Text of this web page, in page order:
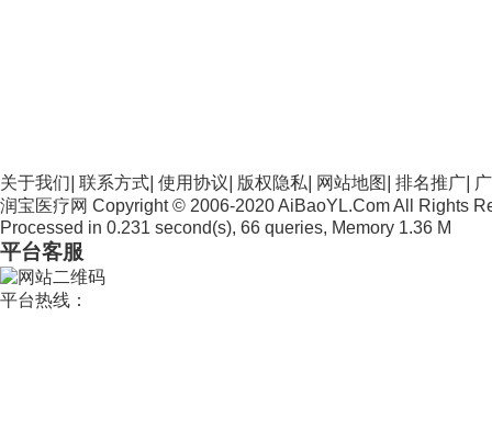
关于我们 联系方式 使用协议 版权隐私 网站地图 排名推广
润宝医疗网 Copyright © 2006-2020 AiBaoYL.Com All Rights
Processed in 0.231 second(s), 66 queries, Memory 1.36 M
平台客服
平台热线：